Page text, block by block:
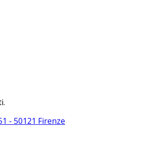
- 50121 Firenze